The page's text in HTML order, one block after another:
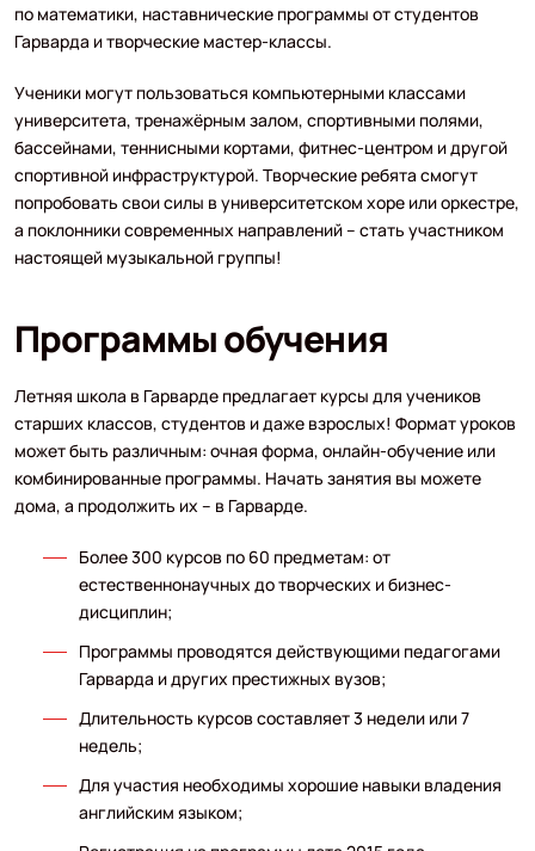
по математики, наставнические программы от студентов
Гарварда и творческие мастер-классы.
Ученики могут пользоваться компьютерными классами
университета, тренажёрным залом, спортивными полями,
бассейнами, теннисными кортами, фитнес-центром и другой
спортивной инфраструктурой. Творческие ребята смогут
попробовать свои силы в университетском хоре или оркестре,
а поклонники современных направлений – стать участником
настоящей музыкальной группы!
Программы обучения
Летняя школа в Гарварде предлагает курсы для учеников
старших классов, студентов и даже взрослых! Формат уроков
может быть различным: очная форма, онлайн-обучение или
комбинированные программы. Начать занятия вы можете
дома, а продолжить их – в Гарварде.
Более 300 курсов по 60 предметам: от
естественнонаучных до творческих и бизнес-
дисциплин;
Программы проводятся действующими педагогами
Гарварда и других престижных вузов;
Длительность курсов составляет 3 недели или 7
недель;
Для участия необходимы хорошие навыки владения
английским языком;